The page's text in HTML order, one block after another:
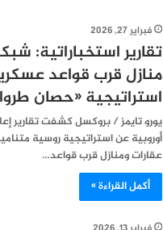
فبراير 27, 2026
تقارير استخباراتية:
منازل قرب قواعد
استراتيجية «حصان
يورو تايمز / بروكسل كشفت تقارير
أوروبية عن استراتيجية روسية
عقارات ومنازل قرب قواعد…
أكمل القراءة »